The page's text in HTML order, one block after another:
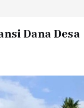
Dana Desa